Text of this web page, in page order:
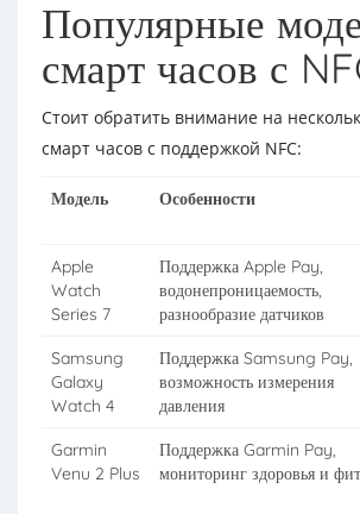
Популярные
смарт часов с
Стоит обратить внимание на
смарт часов с поддержкой NFC:
Модель Особенности
Apple
Watch
Series 7
Поддержка Apple Pay,
водонепроницаемость,
разнообразие датчиков
Samsung
Galaxy
Watch 4
Поддержка Samsung Pay,
возможность измерения
давления
Garmin
Venu 2 Plus
Поддержка Garmin Pay,
мониторинг здоровья и